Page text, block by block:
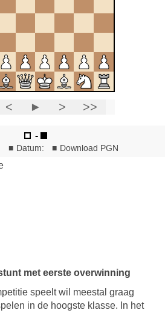
met eerste overwinning
speelt wil meestal graag
in de hoogste klasse. In het